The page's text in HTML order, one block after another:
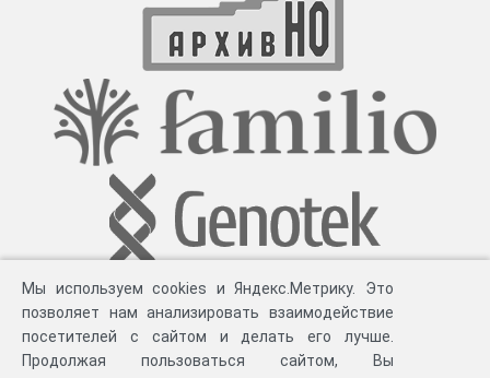
Мы используем cookies и Яндекс.Метрику. Это
позволяет нам анализировать взаимодействие
посетителей с сайтом и делать его лучше.
Продолжая пользоваться сайтом, Вы